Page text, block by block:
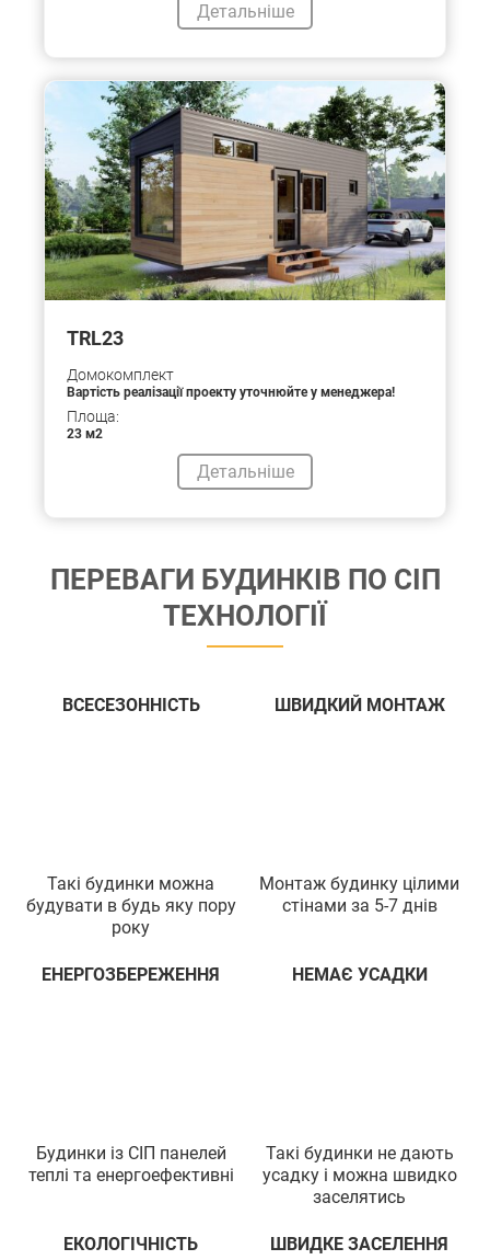
Детальніше
TRL23
Домокомплект
Вартість реалізації проекту уточнюйте у менеджера!
Площа:
23 м2
Детальніше
ПЕРЕВАГИ БУДИНКIВ ПО СIП
ТЕХНОЛОГIЇ
ВСЕСЕЗОННIСТЬ
Такi будинки можна
будувати в будь яку пору
року
ШВИДКИЙ МОНТАЖ
Монтаж будинку цiлими
стiнами за 5-7 днiв
ЕНЕРГОЗБЕРЕЖЕННЯ
Будинки iз СIП панелей
теплi та енергоефективнi
НЕМАЄ УСАДКИ
Такi будинки не дають
усадку i можна швидко
заселятись
ЕКОЛОГIЧНIСТЬ ШВИДКЕ ЗАСЕЛЕННЯ